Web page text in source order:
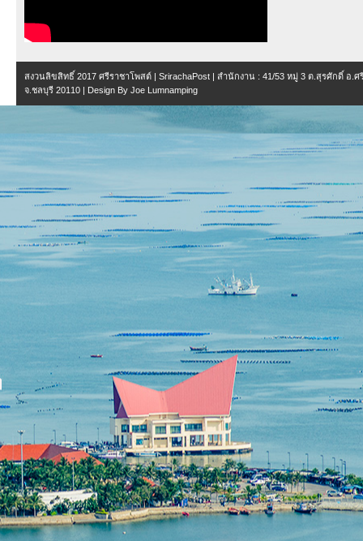
สงวนลิขสิทธิ์ 2017 ศรีราชาโพสต์ | SrirachaPost | สำนักงาน : 41/53 หมู่ 3 ต.สุรศักดิ์ อ.ศ
จ.ชลบุรี 20110 | Design By Joe Lumnamping